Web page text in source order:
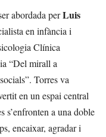
abordada perLuis
en infància i
Clínica
“Del mirall a
Torres va
en un espai central
s’enfronten a una doble
encaixar, agradar i